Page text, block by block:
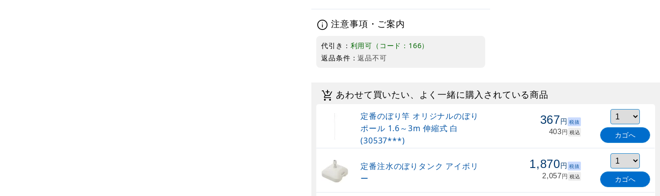
注意事項・ご案内
代引き： 利用可（コード：166）
返品条件：返品不可
あわせて買いたい、よく一緒に購入されている商品
定番のぼり竿 オリジナルのぼり
ポール 1.6～3m 伸縮式 白
(30537***)
367円 税抜
403円 税込 カゴへ
定番注水のぼりタンク アイボリ
ー
1,870円 税抜
2,057円 税込 カゴへ